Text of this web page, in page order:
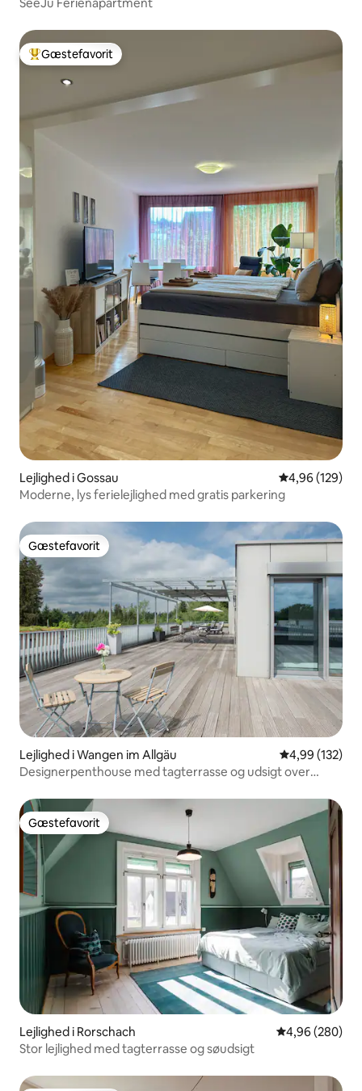
Bedste gæstefavorit
Gæstefavorit
Lejlighed i Gossau 4,96 ud af 5 i
4,96 (129)
Moderne, lys ferielejlighed med gratis parkering
Gæstefavorit
Gæstefavorit
Lejlighed i Wangen im Allgäu 4,99 ud af 5 i
4,99 (132)
Designerpenthouse med tagterrasse og udsigt over
Gæstefavorit
Gæstefavorit
Lejlighed i Rorschach 4,96 ud af 5 i
4,96 (280)
Stor lejlighed med tagterrasse og søudsigt